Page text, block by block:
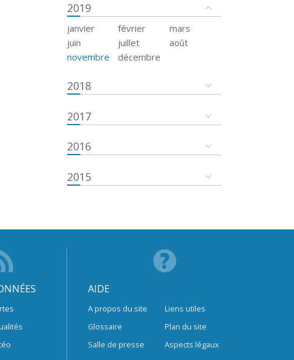
2019
janvier février
mars
juin
juillet
août
novembre
décembre
2018
2017
2016
2015
AIDE
A propos du site
Glossaire
Salle de presse
Liens utiles
Plan du site
Aspects légaux